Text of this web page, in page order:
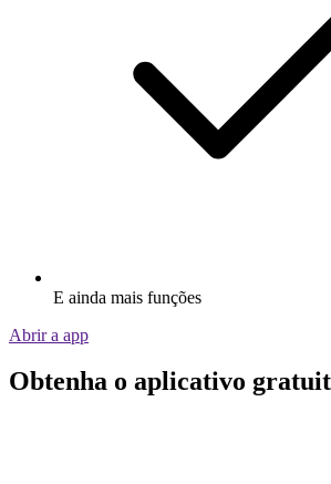
E ainda mais funções
Abrir a app
Obtenha o aplicativo